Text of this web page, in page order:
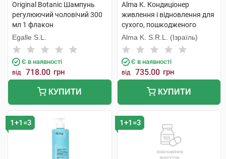
Original Botanic Шампунь
регулюючий чоловічий 300
мл 1 флакон
Egalle S.L.
Є в наявності
від 718.00 грн
КУПИТИ
Alma K. Кондиціонер
живлення і відновлення для
сухого, пошкодженого
волосся 300 мл 1 флакон
Alma K. S.R.L. (Ізраїль)
Є в наявності
від 735.00 грн
КУПИТИ
1+1=3 1+1=3